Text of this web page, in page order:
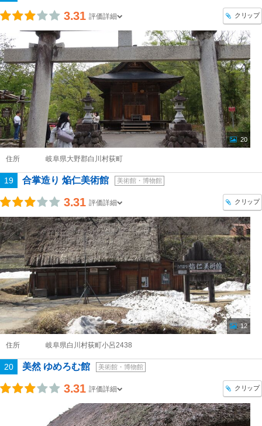
3.31 評価詳細 クリップ
20
住所 岐阜県大野郡白川村荻町
19 合掌造り 焔仁美術館 美術館・博物館
3.31 評価詳細 クリップ
12
住所 岐阜県白川村荻町小呂2438
20 美然 ゆめろむ館 美術館・博物館
3.31 評価詳細 クリップ